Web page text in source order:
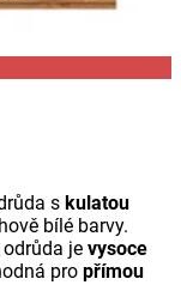
s kulatou
bílé barvy.
je vysoce
pro přímou